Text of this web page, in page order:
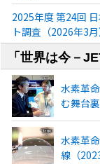
2025年度 第24回
ト調査（2026年3月
「世界は今－
水素革
む舞台
水素革
線（